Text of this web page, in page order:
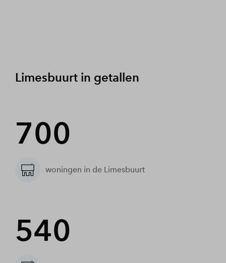
Limesbuurt in getallen
700
woningen in de Limesbuurt
540